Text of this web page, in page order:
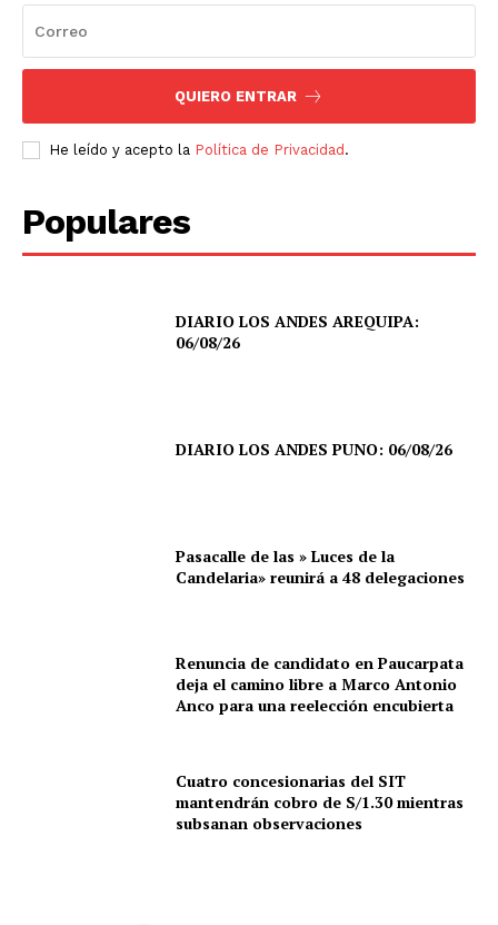
QUIERO ENTRAR
He leído y acepto la Política de Privacidad.
Populares
DIARIO LOS ANDES AREQUIPA:
06/08/26
DIARIO LOS ANDES PUNO: 06/08/26
Pasacalle de las » Luces de la
Candelaria» reunirá a 48 delegaciones
Renuncia de candidato en Paucarpata
deja el camino libre a Marco Antonio
Anco para una reelección encubierta
Cuatro concesionarias del SIT
mantendrán cobro de S/1.30 mientras
subsanan observaciones